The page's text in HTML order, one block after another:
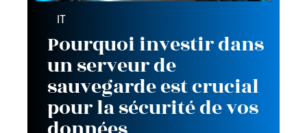
IT
Pourquoi investir dans
un serveur de
sauvegarde est crucial
pour la sécurité de vos